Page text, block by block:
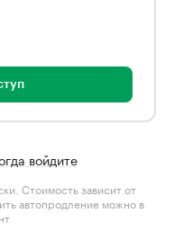
войдите
Стоимость зависит от
автопродление можно в